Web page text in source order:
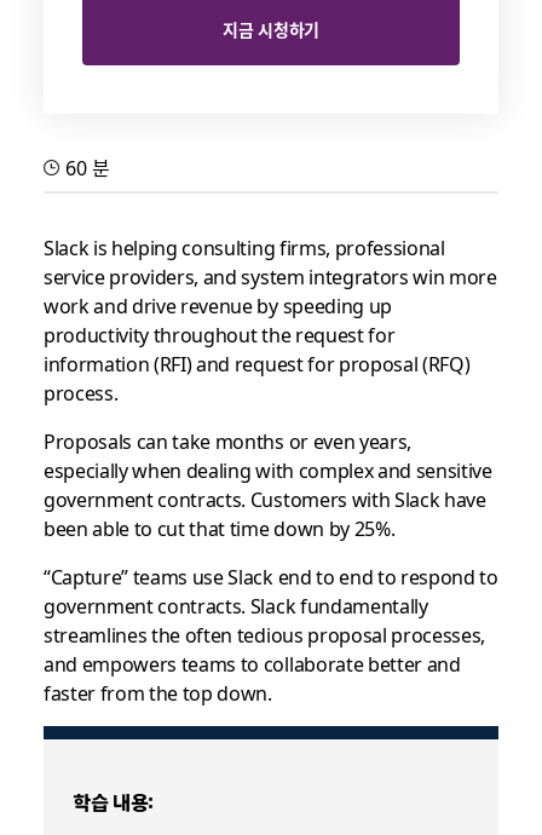
지금 시청하기
60 분
Slack is helping consulting firms, professional
service providers, and system integrators win more
work and drive revenue by speeding up
productivity throughout the request for
information (RFI) and request for proposal (RFQ)
process.
Proposals can take months or even years,
especially when dealing with complex and sensitive
government contracts. Customers with Slack have
been able to cut that time down by 25%.
“Capture” teams use Slack end to end to respond to
government contracts. Slack fundamentally
streamlines the often tedious proposal processes,
and empowers teams to collaborate better and
faster from the top down.
학습 내용: